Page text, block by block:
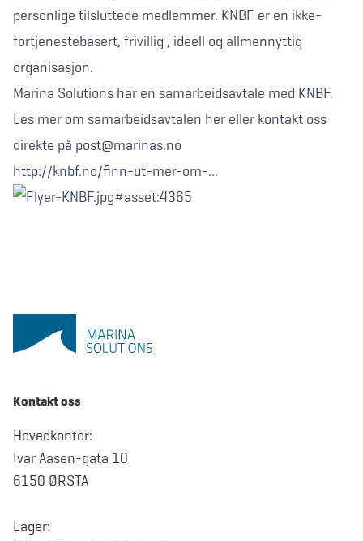
personlige tilsluttede medlemmer. KNBF er en ikke-
fortjenestebasert, frivillig , ideell og allmennyttig
organisasjon.
Marina Solutions har en samarbeidsavtale med KNBF.
Les mer om samarbeidsavtalen her eller kontakt oss
direkte på post@marinas.no
http://knbf.no/finn-ut-mer-om-...
Kontakt oss
Hovedkontor:
Ivar Aasen-gata 10
6150 ØRSTA
Lager: